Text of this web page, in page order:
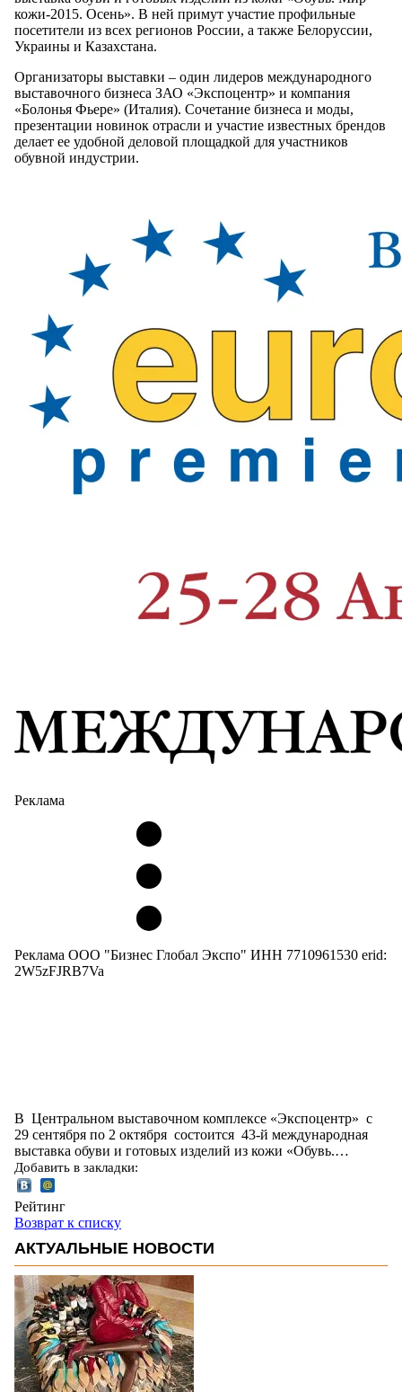
кожи-2015. Осень». В ней примут участие профильные
посетители из всех регионов России, а также Белоруссии,
Украины и Казахстана.
Организаторы выставки – один лидеров международного
выставочного бизнеса ЗАО «Экспоцентр» и компания
«Болонья Фьере» (Италия). Сочетание бизнеса и моды,
презентации новинок отрасли и участие известных брендов
делает ее удобной деловой площадкой для участников
обувной индустрии.
Реклама
Реклама ООО "Бизнес Глобал Экспо" ИНН 7710961530 erid:
2W5zFJRB7Va
В Центральном выставочном комплексе «Экспоцентр» с
29 сентября по 2 октября состоится 43-й международная
выставка обуви и готовых изделий из кожи «Обувь.…
Добавить в закладки:
Рейтинг
Возврат к списку
АКТУАЛЬНЫЕ НОВОСТИ